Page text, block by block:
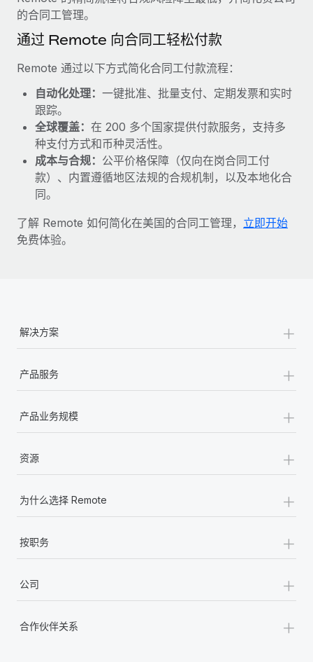
轻松搬迁员工
福利
actually looks like
Most teams hear "payroll implementation" and picture a
了解更多
的合同工管理。
通过 Remote 向合同工轻松付款
Remote 通过以下方式简化合同工付款流程：
自动化处理： 一键批准、批量支付、定期发票和实时
跟踪。
全球覆盖： 在 200 多个国家提供付款服务，支持多
种支付方式和币种灵活性。
成本与合规： 公平价格保障（仅向在岗合同工付
款）、内置遵循地区法规的合规机制，以及本地化合
同。
了解 Remote 如何简化在美国的合同工管理， 立即开始
免费体验。
解决方案 +
产品服务 +
产品业务规模 +
资源 +
为什么选择 Remote +
按职务 +
公司 +
合作伙伴关系 +